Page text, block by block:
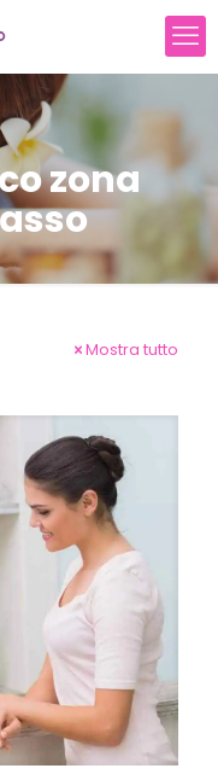
zona
Mostra tutto